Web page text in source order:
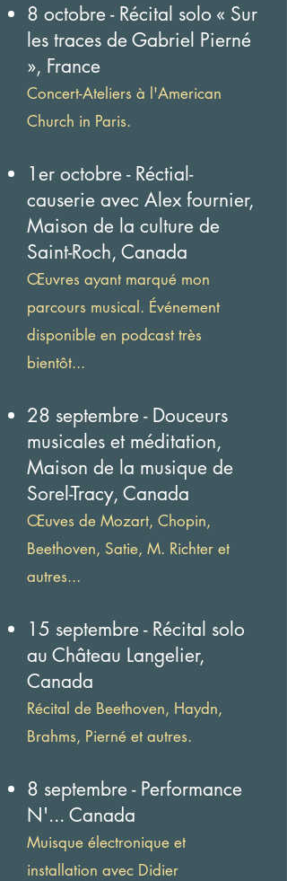
8 octobre - Récital solo « Sur
les traces de Gabriel Pierné
», France
Concert-Ateliers à l'American
Church in Paris.
1er octobre - Réctial-
causerie avec Alex fournier,
Maison de la culture de
Saint-Roch, Canada
Œuvres ayant marqué mon
parcours musical. Événement
disponible en podcast très
bientôt...
28 septembre - Douceurs
musicales et méditation,
Maison de la musique de
Sorel-Tracy, Canada
Œuves de Mozart, Chopin,
Beethoven, Satie, M. Richter et
autres...
15 septembre - Récital solo
au Château Langelier,
Canada
Récital de Beethoven, Haydn,
Brahms, Pierné et autres.
8 septembre - Performance
N'... Canada
Muisque électronique et
installation avec Didier